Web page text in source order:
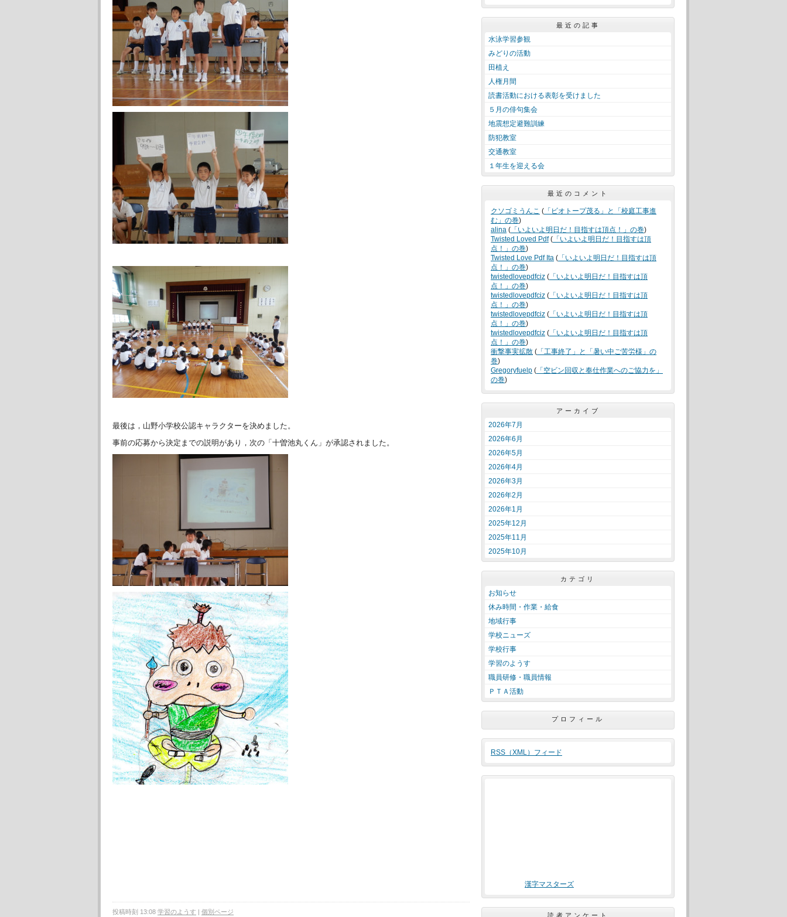
最後は，山野小学校公認キャラクターを決めました。
事前の応募から決定までの説明があり，次の「十曽池丸くん」が承認されました。
投稿時刻 13:08 学習のようす | 個別ページ
最近の記事
水泳学習参観
みどりの活動
田植え
人権月間
読書活動における表彰を受けました
５月の俳句集会
地震想定避難訓練
防犯教室
交通教室
１年生を迎える会
最近のコメント
クソゴミうんこ ( 「ビオトープ茂る」と「校庭工事進
む」の巻)
alina ( 「いよいよ明日だ！目指すは頂点！」の巻)
Twisted Loved Pdf( 「いよいよ明日だ！目指すは頂
点！」の巻)
Twisted Love Pdf Ita ( 「いよいよ明日だ！目指すは頂
点！」の巻)
twistedlovepdfciz ( 「いよいよ明日だ！目指すは頂
点！」の巻)
twistedlovepdfciz ( 「いよいよ明日だ！目指すは頂
点！」の巻)
twistedlovepdfciz ( 「いよいよ明日だ！目指すは頂
点！」の巻)
twistedlovepdfciz ( 「いよいよ明日だ！目指すは頂
点！」の巻)
衝撃事実拡散 ( 「工事終了」と「暑い中ご苦労様」の
巻)
Gregoryfuelp ( 「空ビン回収と奉仕作業へのご協力を」
の巻)
アーカイブ
2026年7月
2026年6月
2026年5月
2026年4月
2026年3月
2026年2月
2026年1月
2025年12月
2025年11月
2025年10月
カテゴリ
お知らせ
休み時間・作業・給食
地域行事
学校ニューズ
学校行事
学習のようす
職員研修・職員情報
ＰＴＡ活動
プロフィール
RSS（XML）フィード
漢字マスターズ
読者アンケート